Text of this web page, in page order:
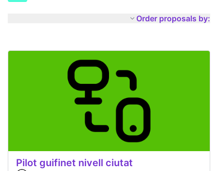
Order proposals by:
Pilot guifinet nivell ciutat